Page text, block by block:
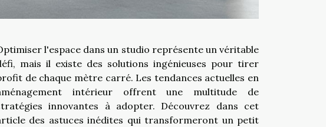
l'espace dans un studio représente un véritable
mais il existe des solutions ingénieuses pour tirer
de chaque mètre carré. Les tendances actuelles en
intérieur offrent une multitude de
innovantes à adopter. Découvrez dans cet
des astuces inédites qui transformeront un petit